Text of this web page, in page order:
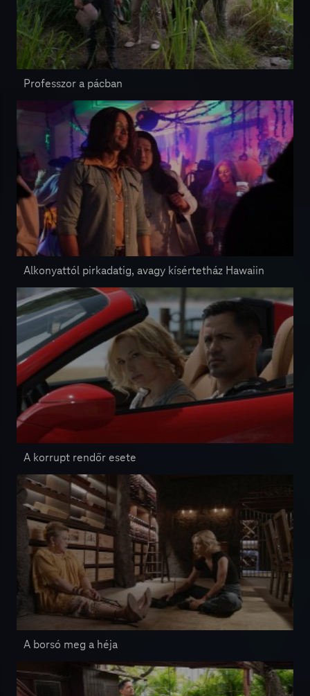
Professzor a pácban
Alkonyattól pirkadatig, avagy kísértetház Hawaiin
A korrupt rendőr esete
A borsó meg a héja